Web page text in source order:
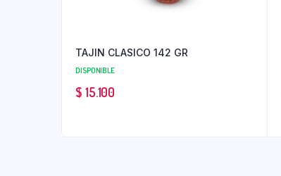
TAJIN CLASICO 142 GR
DISPONIBLE
$ 15.100